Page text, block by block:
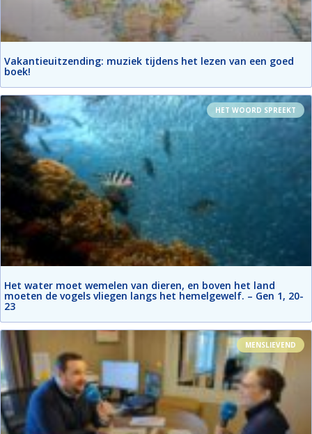
Vakantieuitzending: muziek tijdens het lezen van een goed
boek!
HET WOORD SPREEKT
Het water moet wemelen van dieren, en boven het land
moeten de vogels vliegen langs het hemelgewelf. – Gen 1, 20-
23
MENSLIEVEND